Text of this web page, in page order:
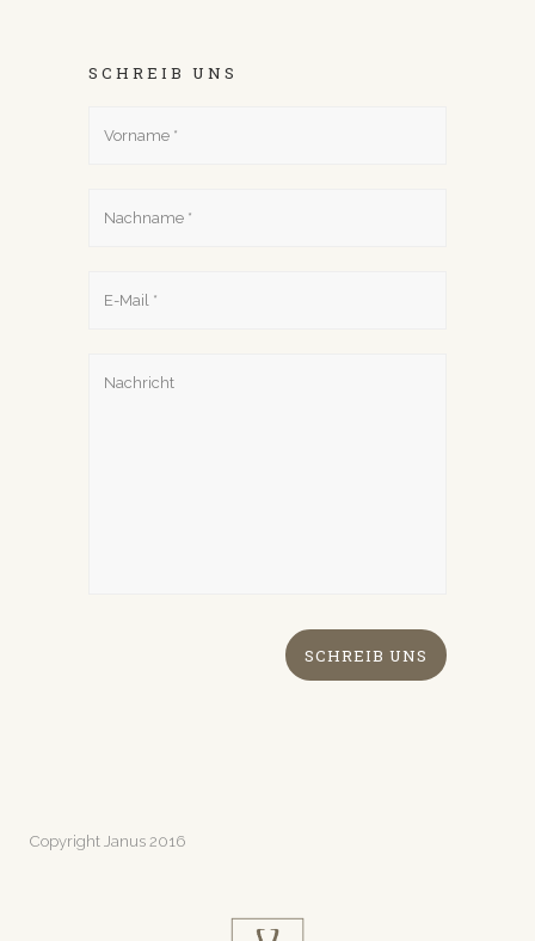
SCHREIB UNS
Copyright Janus 2016